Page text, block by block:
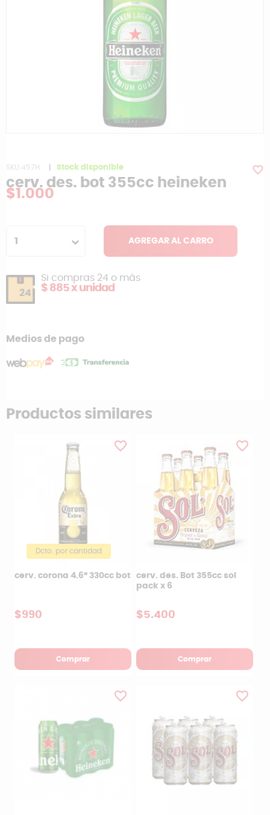
SKU:457H Stock disponible favorite_border
cerv. des. bot 355cc heineken
$1.000
1 AGREGAR AL CARRO
24
Si compras 24 o más
$ 885 x unidad
Medios de pago
Productos similares
favorite_border
Dcto. por cantidad
cerv. corona 4.6º 330cc bot
$990
Comprar
favorite_border
cerv. des. Bot 355cc sol
pack x 6
$5.400
Comprar
favorite_border favorite_border